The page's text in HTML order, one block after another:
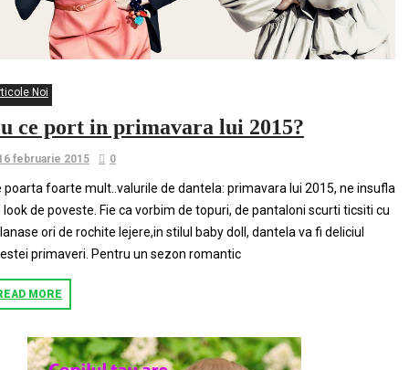
Noi
ce port in primavara lui 2015?
februarie 2015 0
poarta foarte mult..valurile de dantela: primavara lui 2015, ne insufla
look de poveste. Fie ca vorbim de topuri, de pantaloni scurti ticsiti cu
ori de rochite lejere,in stilul baby doll, dantela va fi deliciul
primaveri. Pentru un sezon romantic
MORE